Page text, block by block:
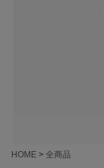
HOME
全商品